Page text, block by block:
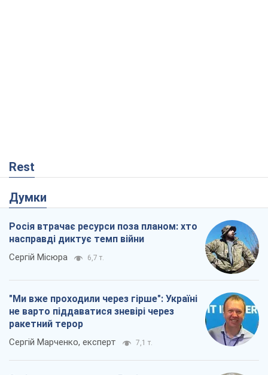
Rest
Думки
Росія втрачає ресурси поза планом: хто
насправді диктує темп війни
Сергій Місюра 6,7 т.
"Ми вже проходили через гірше": Україні
не варто піддаватися зневірі через
ракетний терор
Сергій Марченко, експерт 7,1 т.